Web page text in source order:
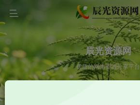
辰光资源网
优质的网络资源分享平台